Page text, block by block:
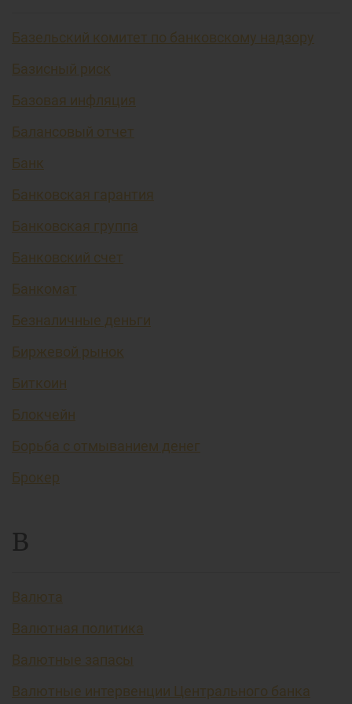
Базельский комитет по банковскому надзору
Базисный риск
Базовая инфляция
Балансовый отчет
Банк
Банковская гарантия
Банковская группа
Банковский счет
Банкомат
Безналичные деньги
Биржевой рынок
Биткоин
Блокчейн
Борьба с отмыванием денег
Брокер
В
Валюта
Валютная политика
Валютные запасы
Валютные интервенции Центрального банка